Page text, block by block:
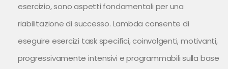
esercizio, sono aspetti fondamentali per una
riabilitazione di successo. Lambda consente di
eseguire esercizi task specifici, coinvolgenti, motivanti,
progressivamente intensivi e programmabili sulla base